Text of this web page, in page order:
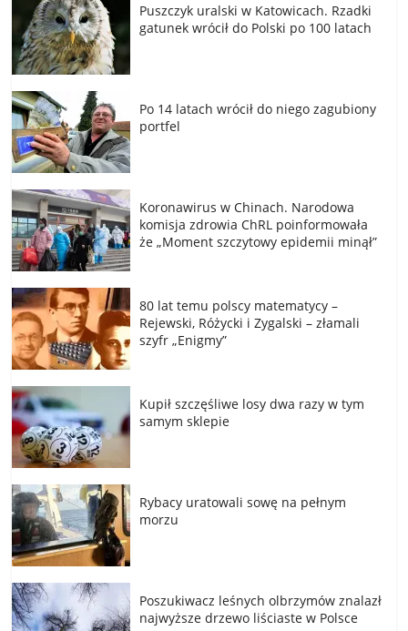
Puszczyk uralski w Katowicach. Rzadki
gatunek wrócił do Polski po 100 latach
Po 14 latach wrócił do niego zagubiony
portfel
Koronawirus w Chinach. Narodowa
komisja zdrowia ChRL poinformowała
że „Moment szczytowy epidemii minął”
80 lat temu polscy matematycy –
Rejewski, Różycki i Zygalski – złamali
szyfr „Enigmy”
Kupił szczęśliwe losy dwa razy w tym
samym sklepie
Rybacy uratowali sowę na pełnym
morzu
Poszukiwacz leśnych olbrzymów znalazł
najwyższe drzewo liściaste w Polsce